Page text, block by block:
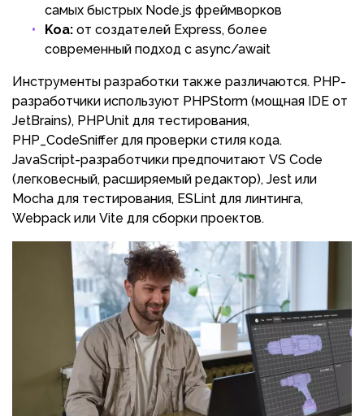
самых быстрых Node.js фреймворков
Koa: от создателей Express, более
современный подход с async/await
Инструменты разработки также различаются. PHP-
разработчики используют PHPStorm (мощная IDE от
JetBrains), PHPUnit для тестирования,
PHP_CodeSniffer для проверки стиля кода.
JavaScript-разработчики предпочитают VS Code
(легковесный, расширяемый редактор), Jest или
Mocha для тестирования, ESLint для линтинга,
Webpack или Vite для сборки проектов.